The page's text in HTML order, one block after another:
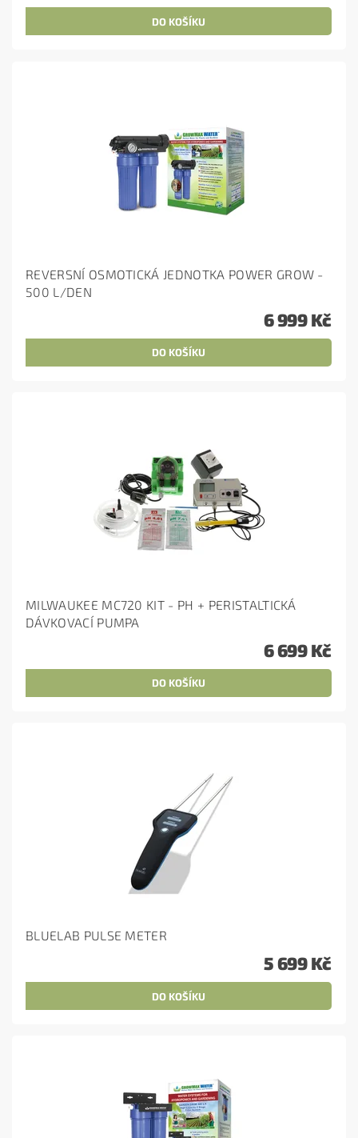
REVERSNÍ OSMOTICKÁ JEDNOTKA POWER GROW -
500 L/DEN
6 999 Kč
MILWAUKEE MC720 KIT - PH + PERISTALTICKÁ
DÁVKOVACÍ PUMPA
6 699 Kč
BLUELAB PULSE METER
5 699 Kč